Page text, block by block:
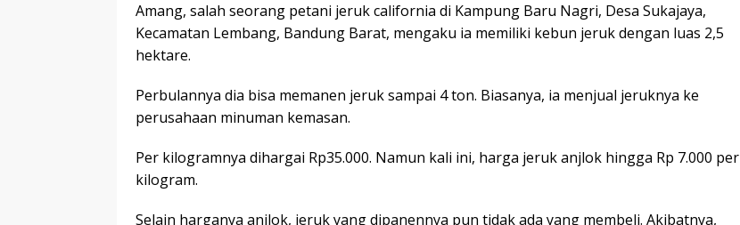
Amang, salah seorang petani jeruk california di Kampung Baru Nagri, Desa Sukajaya,
Kecamatan Lembang, Bandung Barat, mengaku ia memiliki kebun jeruk dengan luas 2,5
hektare.
Perbulannya dia bisa memanen jeruk sampai 4 ton. Biasanya, ia menjual jeruknya ke
perusahaan minuman kemasan.
Per kilogramnya dihargai Rp35.000. Namun kali ini, harga jeruk anjlok hingga Rp 7.000 per
kilogram.
Selain harganya anjlok, jeruk yang dipanennya pun tidak ada yang membeli. Akibatnya,